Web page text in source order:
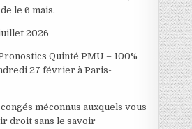
le 6 mais.
2026
Quinté PMU – 100%
27 février à Paris-
congés méconnus auxquels vous
droit sans le savoir